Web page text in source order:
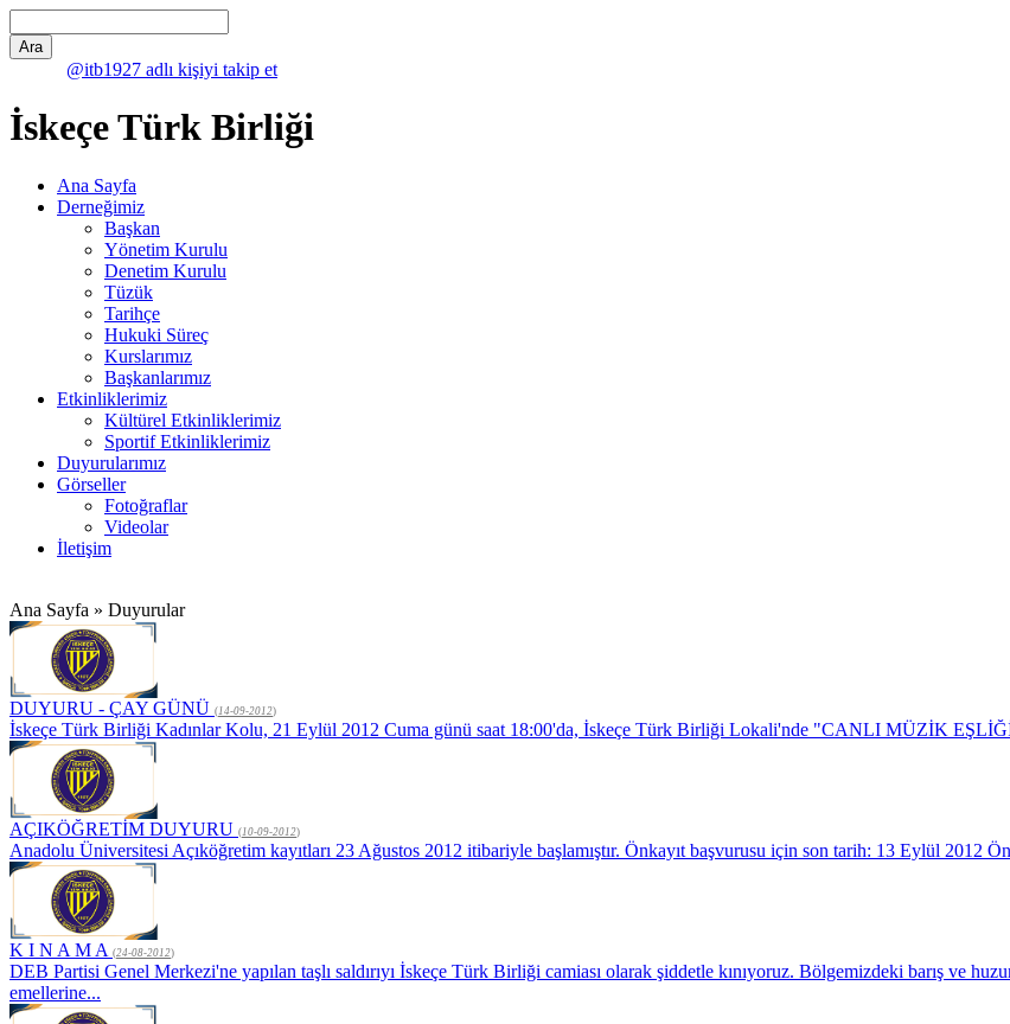
@itb1927 adlı kişiyi takip et
İskeçe Türk Birliği
Ana Sayfa
Derneğimiz
Başkan
Yönetim Kurulu
Denetim Kurulu
Tüzük
Tarihçe
Hukuki Süreç
Kurslarımız
Başkanlarımız
Etkinliklerimiz
Kültürel Etkinliklerimiz
Sportif Etkinliklerimiz
Duyurularımız
Görseller
Fotoğraflar
Videolar
İletişim
Ana Sayfa » Duyurular
DUYURU - ÇAY GÜNÜ (14-09-2012)
İskeçe Türk Birliği Kadınlar Kolu, 21 Eylül 2012 Cuma günü saat 18:00'da, İskeçe Türk Birliği Lokali'nde "CANLI MÜZİK
AÇIKÖĞRETİM DUYURU (10-09-2012)
Anadolu Üniversitesi Açıköğretim kayıtları 23 Ağustos 2012 itibariyle başlamıştır. Önkayıt başvurusu için son tarih: 13 Eylül 2012
K I N A M A (24-08-2012)
DEB Partisi Genel Merkezi'ne yapılan taşlı saldırıyı İskeçe Türk Birliği camiası olarak şiddetle kınıyoruz. Bölgemizdeki barış ve
emellerine...